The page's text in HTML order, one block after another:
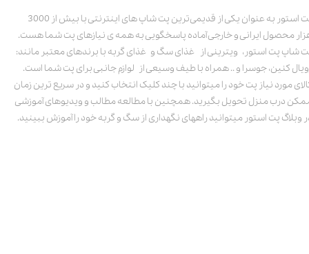
پت استور به عنوان یکی از قدیمی‌ترین پت شاپ های اینترنتی با بیش از 3000
محصول ایرانی و خارجی آماده پاسخگویی به همه ی نیازهای پت شما هست.
شاپ پت استور، ویترینی از غذای سگ و غذای گربه با برندهای معتبر مانند:
کنین، جوسرا و .. همراه با طیف وسیعی از لوازم جانبی برای پت شما است.
مورد نیاز پت خود را میتوانید با چند کلیک انتخاب کنید و در سریع ترین زمان
درب منزل تحویل بگیرید. همچنین با مطالعه مطالب و ویدیوهای آموزشی
وبلاگ پت استور میتوانید راههای نگهداری از سگ و گربه خود را آموزش ببینید.